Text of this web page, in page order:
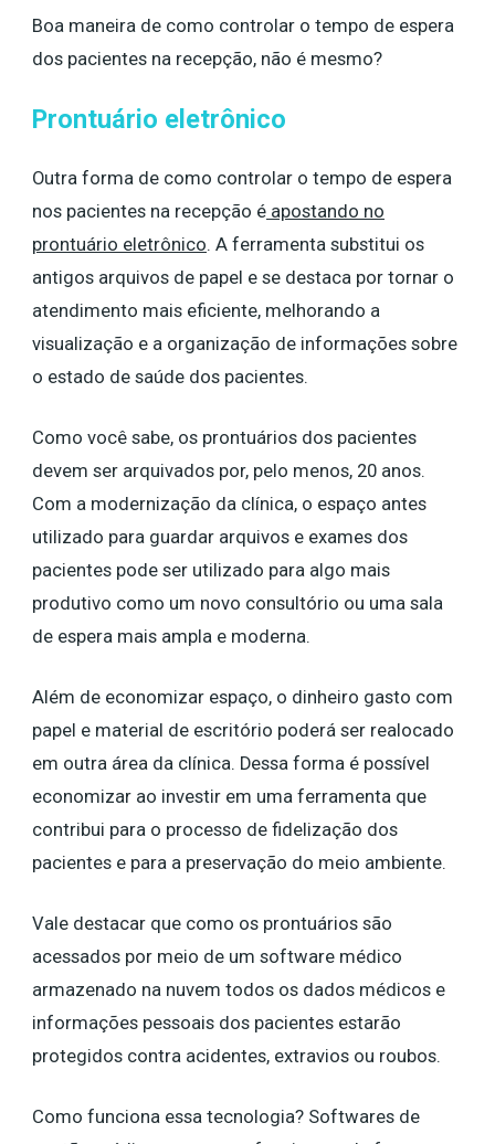
Boa maneira de como controlar o tempo de espera
dos pacientes na recepção, não é mesmo?
Prontuário eletrônico
Outra forma de como controlar o tempo de espera
nos pacientes na recepção é apostando no
prontuário eletrônico. A ferramenta substitui os
antigos arquivos de papel e se destaca por tornar o
atendimento mais eficiente, melhorando a
visualização e a organização de informações sobre
o estado de saúde dos pacientes.
Como você sabe, os prontuários dos pacientes
devem ser arquivados por, pelo menos, 20 anos.
Com a modernização da clínica, o espaço antes
utilizado para guardar arquivos e exames dos
pacientes pode ser utilizado para algo mais
produtivo como um novo consultório ou uma sala
de espera mais ampla e moderna.
Além de economizar espaço, o dinheiro gasto com
papel e material de escritório poderá ser realocado
em outra área da clínica. Dessa forma é possível
economizar ao investir em uma ferramenta que
contribui para o processo de fidelização dos
pacientes e para a preservação do meio ambiente.
Vale destacar que como os prontuários são
acessados por meio de um software médico
armazenado na nuvem todos os dados médicos e
informações pessoais dos pacientes estarão
protegidos contra acidentes, extravios ou roubos.
Como funciona essa tecnologia? Softwares de